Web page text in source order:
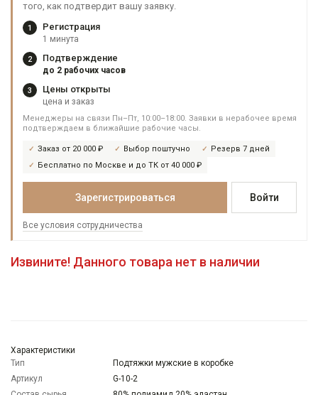
того, как подтвердит вашу заявку.
1 Регистрация
1 минута
2 Подтверждение
до 2 рабочих часов
3 Цены открыты
цена и заказ
Менеджеры на связи Пн–Пт, 10:00–18:00. Заявки в нерабочее время
подтверждаем в ближайшие рабочие часы.
Заказ от 20 000 ₽ Выбор поштучно
Резерв 7 дней
Бесплатно по Москве и до ТК от 40 000 ₽
Зарегистрироваться Войти
Все условия сотрудничества
Извините! Данного товара нет в наличии
Характеристики
Тип
Подтяжки мужские в коробке
Артикул
G-10-2